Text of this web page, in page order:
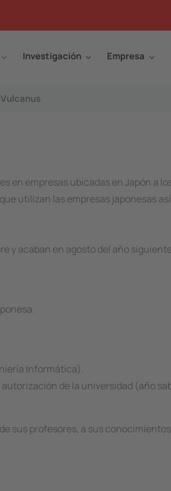
Investigación Empresa
Vulcanus
en empresas ubicadas en Japón a
utilizan las empresas japonesas
acaban en agosto del año
Informática).
de la universidad (año
sus profesores, a sus